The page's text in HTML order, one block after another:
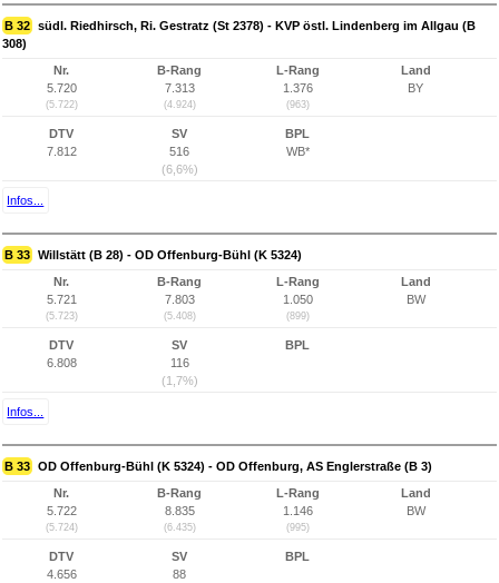
B 32 südl. Riedhirsch, Ri. Gestratz (St 2378) - KVP östl. Lindenberg im Allgau (B
308)
Nr.
5.720
(5.722)
B-Rang
7.313
(4.924)
L-Rang
1.376
(963)
Land
BY
DTV
7.812
SV
516
(6,6%)
BPL
WB*
Infos...
B 33 Willstätt (B 28) - OD Offenburg-Bühl (K 5324)
Nr.
5.721
(5.723)
B-Rang
7.803
(5.408)
L-Rang
1.050
(899)
Land
BW
DTV
6.808
SV
116
(1,7%)
BPL
Infos...
B 33 OD Offenburg-Bühl (K 5324) - OD Offenburg, AS Englerstraße (B 3)
Nr.
5.722
(5.724)
B-Rang
8.835
(6.435)
L-Rang
1.146
(995)
Land
BW
DTV
4.656
SV
88
BPL